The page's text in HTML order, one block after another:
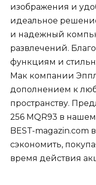
изображения и
идеальное
и надежный
развлечений.
функциям и
Мак компании
дополнением к
пространству.
256 MQR93 в
BEST-magazin.com
сэкономить,
время действия